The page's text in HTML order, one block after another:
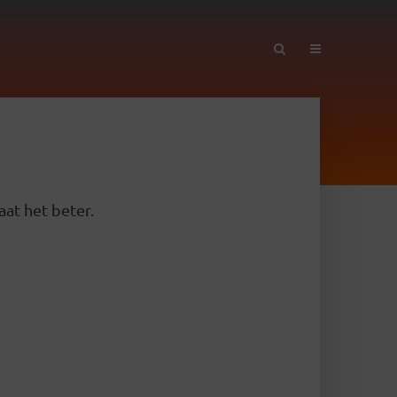
het beter.